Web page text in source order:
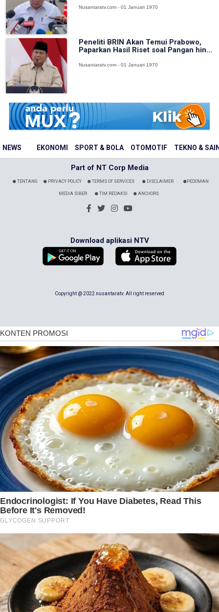
NEWS EKONOMI SPORT & BOLA OTOMOTIF TEKNO &
Nusantaratv.com - 01 Januari 1970
Peneliti BRIN Akan Temui Prabowo,
Paparkan Hasil Riset soal Pangan hin...
Nusantaratv.com - 01 Januari 1970
Part of NT Corp Media
TENTANG PRIVACY POLICY TERMS OF SERVICES DISCLAIMER PEDOMAN
MEDIA SIBER TIM REDAKSI ANCHORS
Download aplikasi NTV
Copyright @ 2022 nusantaratv. All right reserved